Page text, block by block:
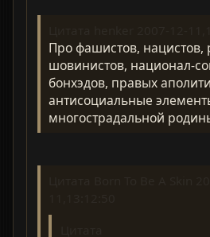
Про фашистов, нацистов,
шовинистов, национал-
бонхэдов, правых
антисоциальные
многострадальной